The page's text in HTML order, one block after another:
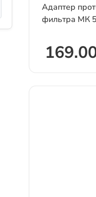
Адаптер
фильтра МК